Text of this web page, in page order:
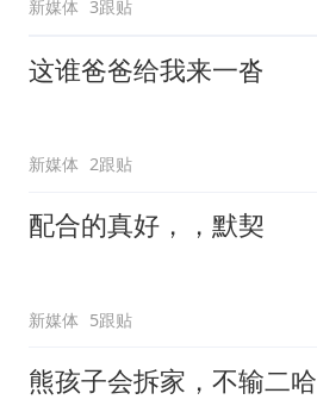
新媒体 3跟贴
这谁爸爸给我来一沓
新媒体 2跟贴
配合的真好，，默契
新媒体 5跟贴
熊孩子会拆家，不输二哈